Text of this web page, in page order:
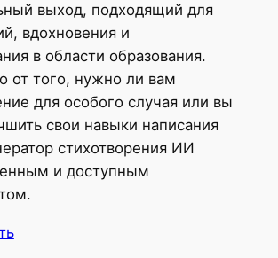
выход, подходящий для
вдохновения и
в области образования.
от того, нужно ли вам
для особого случая или вы
свои навыки написания
стихотворения ИИ
и доступным